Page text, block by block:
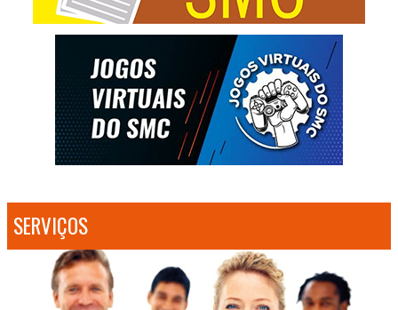
SERVIÇOS